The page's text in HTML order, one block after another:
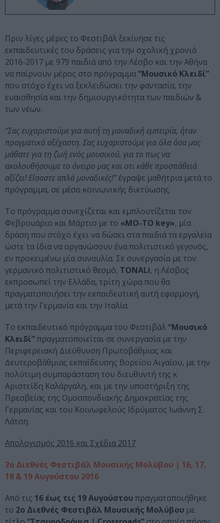
Πριν λίγες μέρες το Φεστιβάλ ξεκίνησε τις
εκπαιδευτικές του δράσεις για την σχολική χρονιά
2016-2017 με 979 παιδιά από την Λέσβο και την Αθήνα
να παίρνουν μέρος στο πρόγραμμα“Μουσικό Κλειδί”
που στόχο έχει να ξεκλειδώσει την φαντασία, την
ευαισθησία και την δημιουργικότητα των παιδιών &
των νέων.
“Σας ευχαριστούμε για αυτή τη μοναδική εμπειρία, ήταν
πραγματικά αξέχαστη. Σας ευχαριστούμε για όλα όσα μας
μάθατε για τη ζωή ενός μουσικού, για το πως να
ακολουθήσουμε το όνειρο μας και οτι κάθε προσπάθειά
αξίζει! Είσαστε απλά μοναδικές!”έγραψε μαθήτρια μετά το
πρόγραμμα, σε μέσο κοινωνικής δικτύωσης.
Το πρόγραμμα συνεχίζεται και εμπλουτίζεται τον
Φεβρουάριο και Μάρτιο με το «ΜΟ-ΤΟ key», μία
δράση που στόχο έχει να δώσει στα παιδιά τα εργαλεία
ώστε τα ίδια να οργανώσουν ένα πολιτιστικό γεγονός,
εν προκειμένω μία συναυλία. Σε συνεργασία με τον
γερμανικό πολιτιστικό θεσμό, TONALi, η Λέσβος
εκπροσωπεί την Ελλάδα, τρίτη χώρα που θα
πραγματοποιήσει την εκπαιδευτική αυτή εφαρμογή,
μετά την Γερμανία και την Ιταλία.
Το εκπαιδευτικό πρόγραμμα του Φεστιβάλ“Μουσικό
Κλειδί”πραγματοποιείται σε συνεργασία με την
Περιφερειακή Διεύθυνση Πρωτοβάθμιας και
Δευτεροβάθμιας εκπαίδευσης Βορείου Αιγαίου, με την
πολύτιμη συμπαράσταση του διευθυντή της κ
Αριστείδη Καλάργαλη, και με την υποστήριξη της
Πρεσβείας της Ομοσπονδιακής Δημοκρατίας της
Γερμανίας και του Κοινωφελούς Ιδρύματος Ιωάννη Σ.
Λάτση.
Απολογισμός 2016 και Σχέδια 2017
2ο Διεθνές Φεστιβάλ Μουσικής Μολύβου | 16, 17,
18 & 19 Αυγούστου 2016
Aπό τις 16 έως τις 19 Αυγούστου πραγματοποιήθηκε
το 2ο Διεθνές Φεστιβάλ Μουσικής Μολύβου με